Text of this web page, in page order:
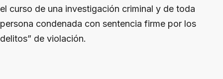
el curso de una investigación criminal y de toda
persona condenada con sentencia firme por los
delitos” de violación.